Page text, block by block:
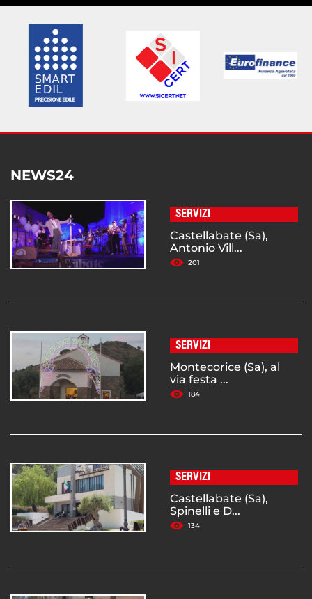
NEWS24
SERVIZI
Castellabate (Sa),
Antonio Vill...
201
SERVIZI
Montecorice (Sa), al
via festa ...
184
SERVIZI
Castellabate (Sa),
Spinelli e D...
134